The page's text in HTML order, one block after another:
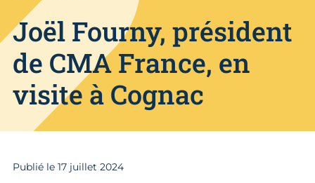
Joël Fourny, président
de CMA France, en
visite à Cognac
Publié le 17 juillet 2024